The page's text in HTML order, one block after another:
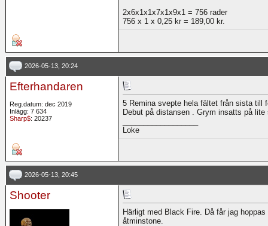
2x6x1x1x7x1x9x1 = 756 rader
756 x 1 x 0,25 kr = 189,00 kr.
2026-05-13, 20:24
Efterhandaren
Reg.datum: dec 2019
Inlägg: 7 634
Sharp$: 20237
5 Remina svepte hela fältet från sista till
Debut på distansen . Grym insatts på lite
Loke
2026-05-13, 20:45
Shooter
Härligt med Black Fire. Då får jag
åtminstone.